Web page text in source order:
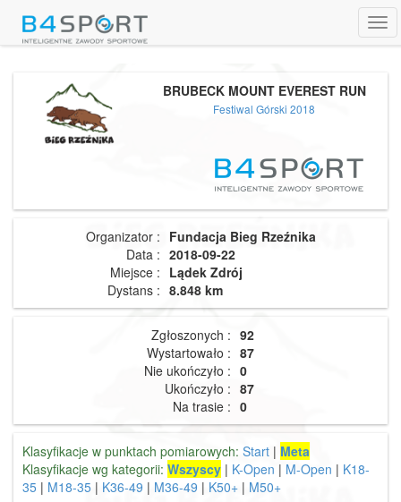
BRUBECK MOUNT EVEREST RUN
Festiwal Górski 2018
Organizator : Fundacja Bieg Rzeźnika
Data : 2018-09-22
Miejsce : Lądek Zdrój
Dystans : 8.848 km
Zgłoszonych : 92
Wystartowało : 87
Nie ukończyło : 0
Ukończyło : 87
Na trasie : 0
Klasyfikacje w punktach pomiarowych: Start | Meta
Klasyfikacje wg kategorii: Wszyscy | K-Open | M-Open | K18-
35 | M18-35 | K36-49 | M36-49 | K50+ | M50+